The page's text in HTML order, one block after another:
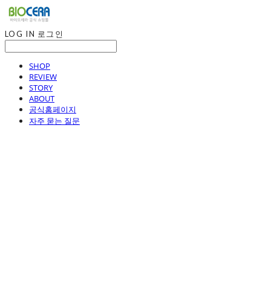
LOG IN 로그인
SHOP
REVIEW
STORY
ABOUT
공식홈페이지
자주 묻는 질문